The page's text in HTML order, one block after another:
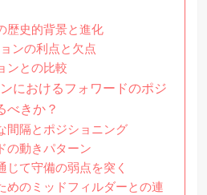
歴史的背景と進化
ンの利点と欠点
ンとの比較
におけるフォワードのポジ
べきか？
間隔とポジショニング
の動きパターン
じて守備の弱点を突く
めのミッドフィルダーとの連